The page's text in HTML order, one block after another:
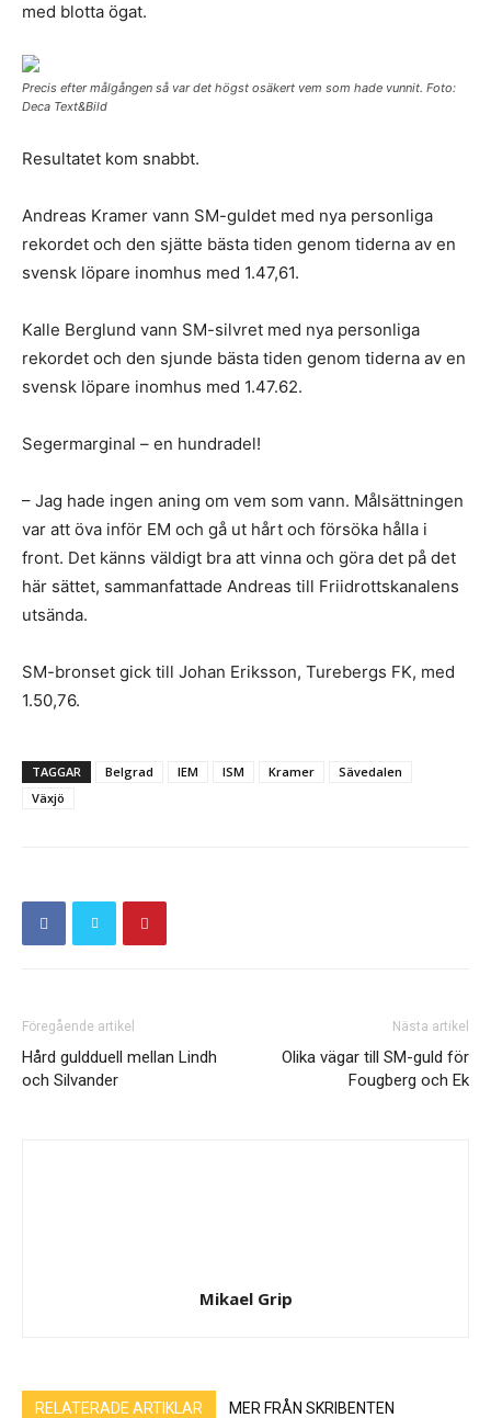
med blotta ögat.
Precis efter målgången så var det högst osäkert vem som hade vunnit. Foto:
Deca Text&Bild
Resultatet kom snabbt.
Andreas Kramer vann SM-guldet med nya personliga
rekordet och den sjätte bästa tiden genom tiderna av en
svensk löpare inomhus med 1.47,61.
Kalle Berglund vann SM-silvret med nya personliga
rekordet och den sjunde bästa tiden genom tiderna av en
svensk löpare inomhus med 1.47.62.
Segermarginal – en hundradel!
– Jag hade ingen aning om vem som vann. Målsättningen
var att öva inför EM och gå ut hårt och försöka hålla i
front. Det känns väldigt bra att vinna och göra det på det
här sättet, sammanfattade Andreas till Friidrottskanalens
utsända.
SM-bronset gick till Johan Eriksson, Turebergs FK, med
1.50,76.
TAGGAR Belgrad IEM ISM Kramer
Sävedalen
Växjö
Föregående artikel
Hård guldduell mellan Lindh
och Silvander
Nästa artikel
Olika vägar till SM-guld för
Fougberg och Ek
Mikael Grip
RELATERADE ARTIKLAR MER FRÅN SKRIBENTEN